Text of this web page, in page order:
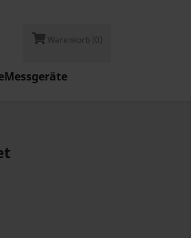
Warenkorb (0)
Messgeräte